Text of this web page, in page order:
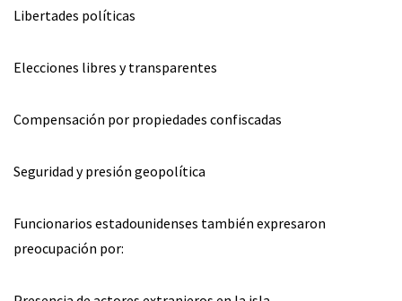
Libertades políticas
Elecciones libres y transparentes
Compensación por propiedades confiscadas
Seguridad y presión geopolítica
Funcionarios estadounidenses también expresaron
preocupación por: